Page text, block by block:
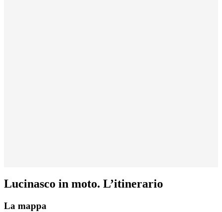
Lucinasco in moto. L’itinerario
La mappa